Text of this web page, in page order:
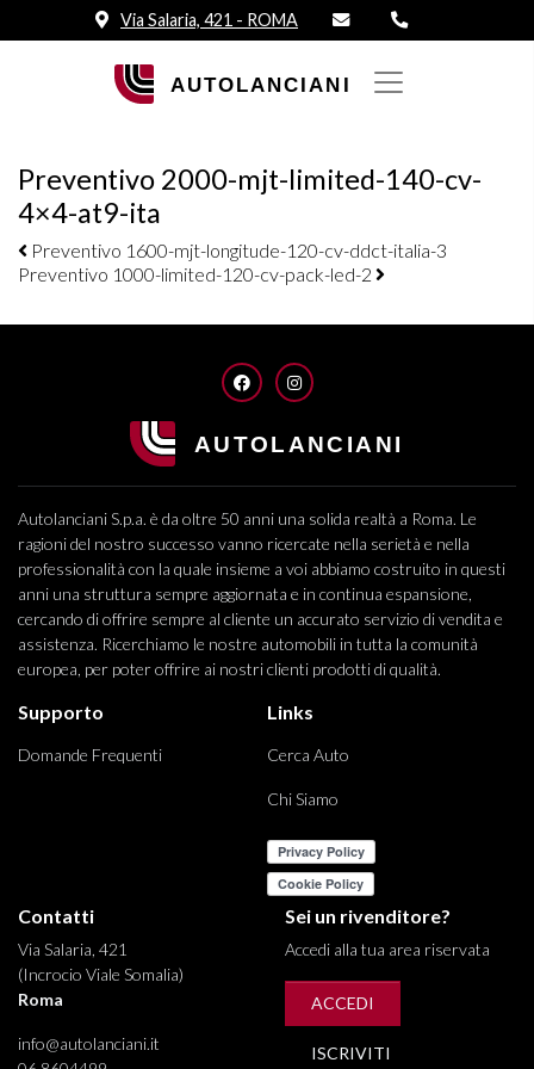
Via Salaria, 421 - ROMA
Preventivo 2000-mjt-limited-140-cv-
4×4-at9-ita
Navigazione elementi
Preventivo 1600-mjt-longitude-120-cv-ddct-italia-3
Preventivo 1000-limited-120-cv-pack-led-2
FACEBOOKINSTAGRAM
Autolanciani S.p.a. è da oltre 50 anni una solida realtà a Roma. Le
ragioni del nostro successo vanno ricercate nella serietà e nella
professionalità con la quale insieme a voi abbiamo costruito in questi
anni una struttura sempre aggiornata e in continua espansione,
cercando di offrire sempre al cliente un accurato servizio di vendita e
assistenza. Ricerchiamo le nostre automobili in tutta la comunità
europea, per poter offrire ai nostri clienti prodotti di qualità.
Supporto
Domande Frequenti
Links
Cerca Auto
Chi Siamo
Contatti
Via Salaria, 421
(Incrocio Viale Somalia)
Roma
info@autolanciani.it
Sei un rivenditore?
Accedi alla tua area riservata
ACCEDI
ISCRIVITI